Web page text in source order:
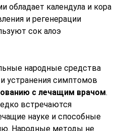
обладает календула и кора
и регенерации
сок алоэ
народные средства
устранения симптомов
с лечащим врачом.
встречаются
науке и способные
Народные методы не